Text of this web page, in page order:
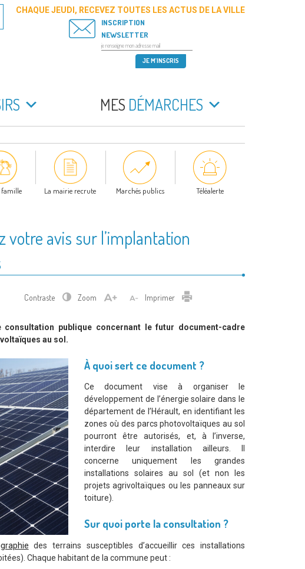
Recherche
CHAQUE JEUDI, RECEVEZ TOUTES LES ACTUS DE LA VILLE
INSCRIPTION
NEWSLETTER
MES DÉMARCHES
famille La mairie recrute Marchés publics Téléalerte
votre avis sur l’implantation
Contraste Zoom Imprimer Imprimer
consultation publique concernant le futur document-cadre
au sol.
À quoi sert ce document ?
Ce document vise à organiser le
développement de l’énergie solaire dans le
département de l’Hérault, en identifiant les
zones où des parcs photovoltaïques au sol
pourront être autorisés, et, à l’inverse,
interdire leur installation ailleurs. Il
concerne uniquement les grandes
installations solaires au sol (et non les
projets agrivoltaïques ou les panneaux sur
toiture).
Sur quoi porte la consultation ?
des terrains susceptibles d’accueillir ces installations
Chaque habitant de la commune peut :